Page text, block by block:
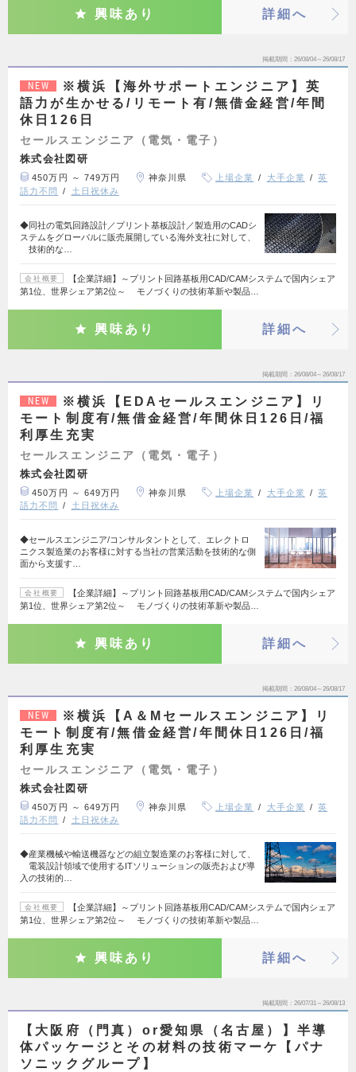
興味あり 詳細へ
掲載期間 26/08/04～26/08/17
NEW
※横浜【海外サポートエンジニア】英
語力が生かせる/リモート有/無借金経営/年間
休日126日
セールスエンジニア（電気・電子）
株式会社図研
450万円 ～ 749万円 神奈川県 上場企業 大手企業
英
語力不問
土日祝休み
◆同社の電気回路設計／プリント基板設計／製造用のCADシ
ステムをグローバルに販売展開している海外支社に対して、
技術的な…
会社概要
【企業詳細】～プリント回路基板用CAD/CAMシステムで国内シェア
第1位、世界シェア第2位～ モノづくりの技術革新や製品…
興味あり 詳細へ
掲載期間 26/08/04～26/08/17
NEW
※横浜【EDAセールスエンジニア】リ
モート制度有/無借金経営/年間休日126日/福
利厚生充実
セールスエンジニア（電気・電子）
株式会社図研
450万円 ～ 649万円 神奈川県 上場企業 大手企業
英
語力不問
土日祝休み
◆セールスエンジニア/コンサルタントとして、エレクトロ
ニクス製造業のお客様に対する当社の営業活動を技術的な側
面から支援す…
会社概要
【企業詳細】～プリント回路基板用CAD/CAMシステムで国内シェア
第1位、世界シェア第2位～ モノづくりの技術革新や製品…
興味あり 詳細へ
掲載期間 26/08/04～26/08/17
NEW
※横浜【A＆Mセールスエンジニア】リ
モート制度有/無借金経営/年間休日126日/福
利厚生充実
セールスエンジニア（電気・電子）
株式会社図研
450万円 ～ 649万円 神奈川県 上場企業 大手企業
英
語力不問
土日祝休み
◆産業機械や輸送機器などの組立製造業のお客様に対して、
電装設計領域で使用するITソリューションの販売および導
入の技術的…
会社概要
【企業詳細】～プリント回路基板用CAD/CAMシステムで国内シェア
第1位、世界シェア第2位～ モノづくりの技術革新や製品…
興味あり 詳細へ
掲載期間 26/07/31～26/08/13
【大阪府（門真）or愛知県（名古屋）】半導
体パッケージとその材料の技術マーケ【パナ
ソニックグループ】